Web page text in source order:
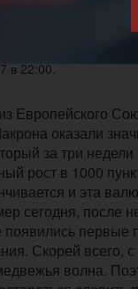
-
в 22:00.
Европейского
оказали
за три
рост в 1000
и эта
сегодня, после
первые
Скорей всего,
волна.